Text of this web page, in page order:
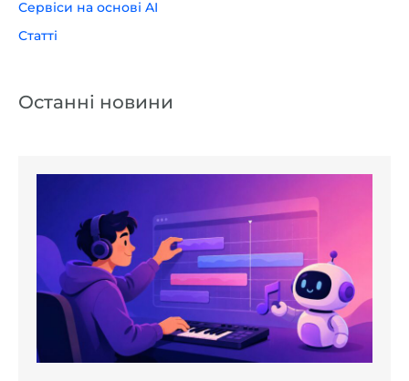
Сервіси на основі AI
Статті
Останні новини